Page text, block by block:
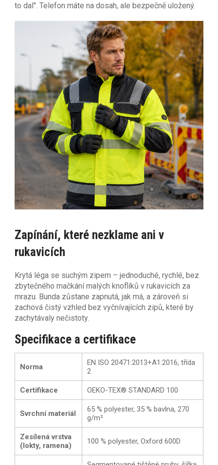
to dal". Telefon máte na dosah, ale bezpečně uložený.
Zapínání, které nezklame ani v
rukavicích
Krytá léga se suchým zipem – jednoduché, rychlé, bez
zbytečného mačkání malých knoflíků v rukavicích za
mrazu. Bunda zůstane zapnutá, jak má, a zároveň si
zachová čistý vzhled bez vyčnívajících zipů, které by
zachytávaly nečistoty.
Specifikace a certifikace
Norma
EN ISO 20471:2013+A1:2016, třída
2
Certifikace OEKO-TEX® STANDARD 100
Svrchní materiál
65 % polyester, 35 % bavlna, 270
g/m²
Zesílená vrstva
(lokty, ramena)
100 % polyester, Oxford 600D